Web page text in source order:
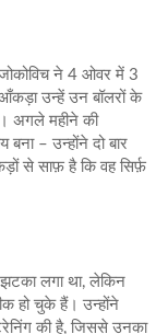
ने 4 ओवर में 3
उन्हें उन बॉलरों के
अगले महीने की
– उन्होंने दो बार
से साफ़ है कि वह सिर्फ़
लगा था, लेकिन
हो चुके हैं। उन्होंने
की है, जिससे उनका